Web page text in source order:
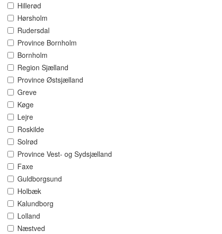
Hillerød
Hørsholm
Rudersdal
Province Bornholm
Bornholm
Region Sjælland
Province Østsjælland
Greve
Køge
Lejre
Roskilde
Solrød
Province Vest- og Sydsjælland
Faxe
Guldborgsund
Holbæk
Kalundborg
Lolland
Næstved